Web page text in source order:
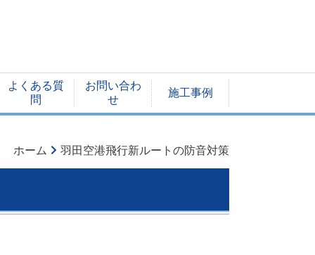
よくある質
問
お問い合わ
せ
施工事例
ホーム 羽田空港飛行新ルートの防音対策